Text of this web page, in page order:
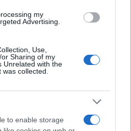
my
Advertising.
Use,
Sharing of my
Unrelated with the
collected.
to enable storage
για τη στοχοποίηση του
των ΗΠΑ, εάν η
να αναβάλλει την απόφαση.
θα έπαιρνε μια τέτοια
έχουν
του πόσο θα διαρκέσει